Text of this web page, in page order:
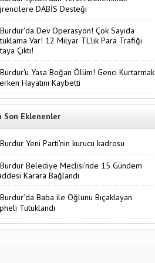
DABİS Desteği
Burdur'da Dev Operasyon! Çok Sayıda
Var! 12 Milyar TL'lik Para Trafiği
Çıktı!
Burdur'u Yasa Boğan Ölüm! Genci Kurtarmak
Hayatını Kaybetti
Son Eklenenler
Burdur Yeni Parti'nin kurucu kadrosu
Burdur Belediye Meclisi’nde 15 Gündem
Karara Bağlandı
Burdur’da Baba ile Oğlunu Bıçaklayan
Tutuklandı